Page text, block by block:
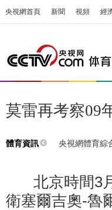
央視網首頁 新聞 視頻 經
莫雷再考察09
體育資訊 央視網體育綜
北京時間3月
衛塞爾吉奧-魯